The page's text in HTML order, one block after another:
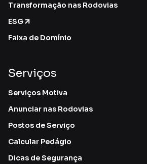
Transformação nas Rodovias
ESG
Faixa de Domínio
Serviços
Serviços Motiva
Anunciar nas Rodovias
Postos de Serviço
Calcular Pedágio
Dicas de Segurança